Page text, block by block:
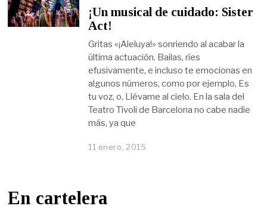
¡Un musical de cuidado: Sister
Act!
Gritas «¡Aleluya!» sonriendo al acabar la
última actuación. Bailas, ríes
efusivamente, e incluso te emocionas en
algunos números, como por ejemplo, Es
tu voz, o, Llévame al cielo. En la sala del
Teatro Tívoli de Barcelona no cabe nadie
más, ya que
11 enero, 2015
En cartelera